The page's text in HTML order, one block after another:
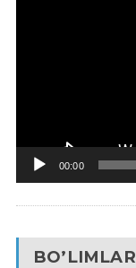
00:00
BO’LIMLAR